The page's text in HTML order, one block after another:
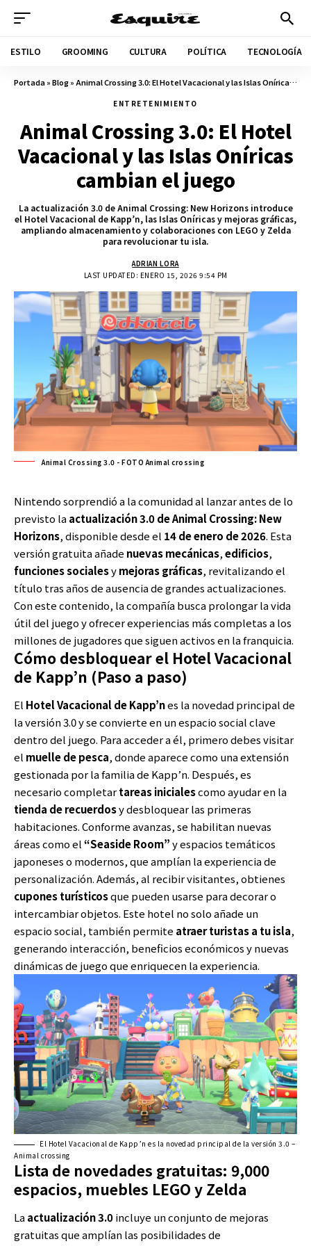
ESTILO GROOMING CULTURA POLÍTICA TECNOLOGÍA
Portada»Blog» Animal Crossing 3.0: El Hotel Vacacional y las Islas Oníricas cambian el juego
ENTRETENIMIENTO
Animal Crossing 3.0: El Hotel
Vacacional y las Islas Oníricas
cambian el juego
La actualización 3.0 de Animal Crossing: New Horizons introduce
el Hotel Vacacional de Kapp’n, las Islas Oníricas y mejoras gráficas,
ampliando almacenamiento y colaboraciones con LEGO y Zelda
para revolucionar tu isla.
LAST UPDATED: ENERO 15, 2026 9:54 PM
ADRIAN LORA
Animal Crossing 3.0 - FOTO Animal crossing
Nintendo sorprendió a la comunidad al lanzar antes de lo
previsto laactualización 3.0 de Animal Crossing: New
Horizons, disponible desde el 14 de enero de 2026. Esta
versión gratuita añade nuevas mecánicas,edificios,
funciones socialesymejoras gráficas, revitalizando el
título tras años de ausencia de grandes actualizaciones.
Con este contenido, la compañía busca prolongar la vida
útil del juego y ofrecer experiencias más completas a los
millones de jugadores que siguen activos en la franquicia.
Cómo desbloquear el Hotel Vacacional
de Kapp’n (Paso a paso)
El Hotel Vacacional de Kapp’nes la novedad principal de
la versión 3.0 y se convierte en un espacio social clave
dentro del juego. Para acceder a él, primero debes visitar
el muelle de pesca, donde aparece como una extensión
gestionada por la familia de Kapp’n. Después, es
necesario completartareas inicialescomo ayudar en la
tienda de recuerdosy desbloquear las primeras
habitaciones. Conforme avanzas, se habilitan nuevas
áreas como el“Seaside Room”y espacios temáticos
japoneses o modernos, que amplían la experiencia de
personalización. Además, al recibir visitantes, obtienes
cupones turísticosque pueden usarse para decorar o
intercambiar objetos. Este hotel no solo añade un
espacio social, también permite atraer turistas a tu isla,
generando interacción, beneficios económicos y nuevas
dinámicas de juego que enriquecen la experiencia.
El Hotel Vacacional de Kapp’n es la novedad principal de la versión 3.0 –
Animal crossing
Lista de novedades gratuitas: 9,000
espacios, muebles LEGO y Zelda
Laactualización 3.0incluye un conjunto de mejoras
gratuitas que amplían las posibilidades de